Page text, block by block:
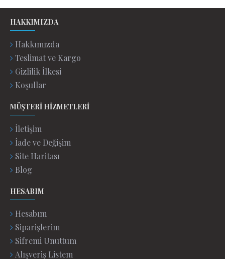
HAKKIMIZDA
Hakkımızda
Teslimat ve Kargo
Gizlilik İlkesi
Koşullar
MÜŞTERI HIZMETLERI
İletişim
İade ve Değişim
Site Haritası
Blog
HESABIM
Hesabım
Siparişlerim
Sifremi Unuttum
Alışveriş Listem